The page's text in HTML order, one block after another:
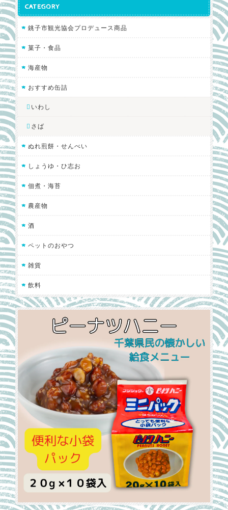
CATEGORY
銚子市観光協会プロデュース商品
菓子・食品
海産物
おすすめ缶詰
いわし
さば
ぬれ煎餅・せんべい
しょうゆ・ひ志お
佃煮・海苔
農産物
酒
ペットのおやつ
雑貨
飲料